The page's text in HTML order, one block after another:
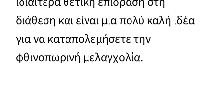
διάθεση και είναι μία πολύ καλή ιδέα
για να καταπολεμήσετε την
φθινοπωρινή μελαγχολία.